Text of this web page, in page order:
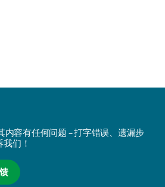
内容有任何问题 – 打字错误、遗漏步
们！